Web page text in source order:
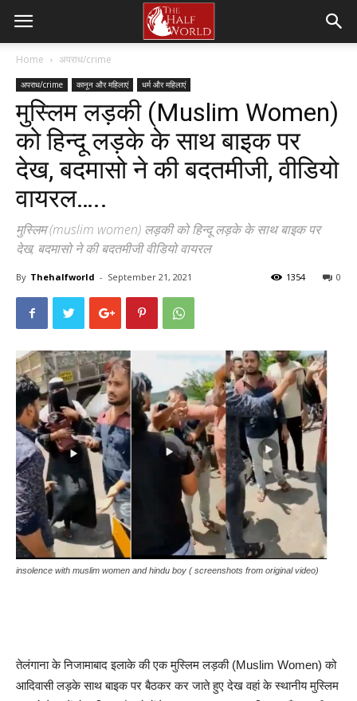
Home अपराध/crime
अपराध/crime कानून और महिलाएं धर्म और महिलाएं
मुस्लिम लड़की (Muslim Women)
को हिन्दू लड़के के साथ बाइक पर
देख, बदमासो ने की बदतमीजी, वीडियो
वायरल…..
मुस्लिम (muslim women) लड़की को हिन्दू लड़के के साथ बाइक पर
देख, बदमासो ने की बदतमीजी वीडियो वायरल
By Thehalfworld - September 21, 2021 0
1354
insolence with muslim women and hindu boy ( screenshots from original video)
तेलंगाना के निजामाबाद इलाके की एक मुस्लिम लड़की (Muslim Women) को
आदिवासी लड़के साथ बाइक पर बैठकर कर जाते हुए देख वहां के स्थानीय मुस्लिम